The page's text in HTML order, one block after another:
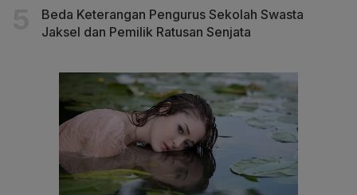
Beda Keterangan Pengurus Sekolah Swasta
Jaksel dan Pemilik Ratusan Senjata